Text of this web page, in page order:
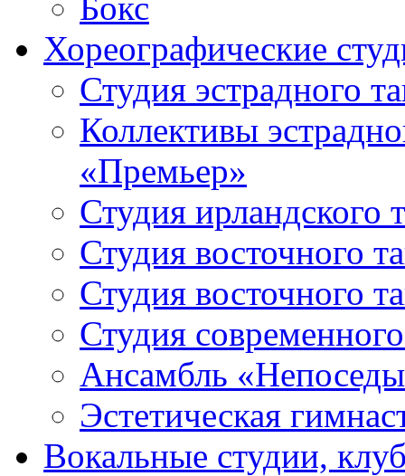
Хореографические
Студия эстрадного
Коллективы
«Премьер»
Студия ирландского
Студия восточного
Студия восточного
Студия
Ансамбль
Эстетическая
Вокальные студии,